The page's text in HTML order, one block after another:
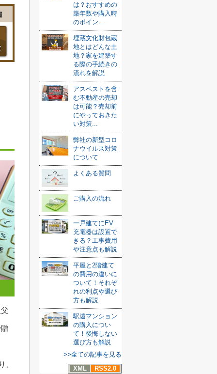
、
は？おすすめの
築年数や購入時
のポイン...
埋蔵文化財包蔵
地とはどんな土
地？家を建築す
る際の手続きの
流れを解説
アスベストを含
む不動産の売却
は可能？売却前
にやっておきた
い対策...
弊社の新型コロ
ナウイルス対策
について
よくある質問
ご購入の流れ
一戸建てにEV
充電器は設置で
きる？工事費用
や注意点も解説
平屋と2階建て
の費用の違いに
ついて！それぞ
れの利点や選び
方も解説
駅遠マンション
の購入につい
て！後悔しない
選び方も解説
>>全ての記事を見る
XML
RSS2.0